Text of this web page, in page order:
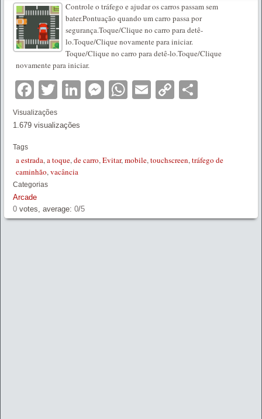
Controle o tráfego e ajudar os carros passam sem
bater.Pontuação quando um carro passa por
segurança.Toque/Clique no carro para detê-
lo.Toque/Clique novamente para iniciar.
Toque/Clique no carro para detê-lo.Toque/Clique
novamente para iniciar.
Facebook
Twitter
LinkedIn
Messenger
WhatsApp
Email
Copy
Visualizações
1.679 visualizações
Tags
a estrada, a toque, de carro, Evitar, mobile, touchscreen, tráfego de
caminhão, vacância
Categorias
Arcade
0 votes, average: 0/5